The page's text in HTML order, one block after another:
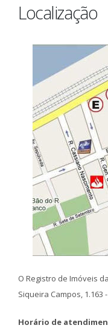
Localização
O Registro de Imóveis
Siqueira Campos, 1.163
Horário de